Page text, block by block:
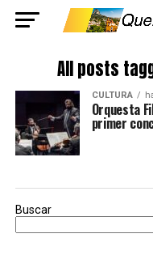
All posts
CULTURA
Orquesta
primer
Buscar